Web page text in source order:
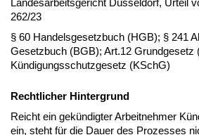
262/23
§ 60 Handelsgesetzbuch (HGB); § 241
Gesetzbuch (BGB); Art.12 Grundgesetz
Kündigungsschutzgesetz (KSchG)
Rechtlicher Hintergrund
Reicht ein gekündigter Arbeitnehmer
ein, steht für die Dauer des Prozesses